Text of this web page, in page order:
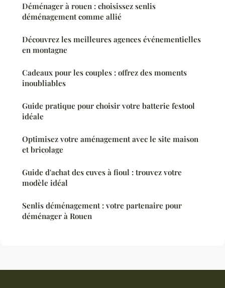
Déménager à rouen : choisissez senlis
déménagement comme allié
Découvrez les meilleures agences événementielles
en montagne
Cadeaux pour les couples : offrez des moments
inoubliables
Guide pratique pour choisir votre batterie festool
idéale
Optimisez votre aménagement avec le site maison
et bricolage
Guide d'achat des cuves à fioul : trouvez votre
modèle idéal
Senlis déménagement : votre partenaire pour
déménager à Rouen